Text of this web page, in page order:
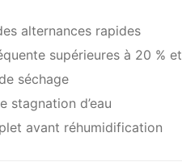
alternances rapides
supérieures à 20 % et
de séchage
stagnation d’eau
avant réhumidification